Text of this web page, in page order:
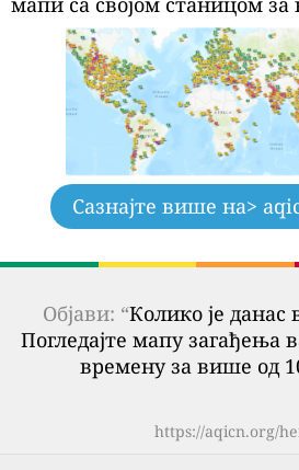
Сазнајте више на>
Објави: “Колико је данас
Погледајте мапу загађења
времену за више од
https://aqicn.org/